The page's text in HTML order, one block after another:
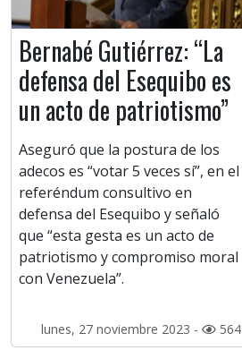
Bernabé Gutiérrez: “La
defensa del Esequibo es
un acto de patriotismo”
Aseguró que la postura de los
adecos es “votar 5 veces sí”, en el
referéndum consultivo en
defensa del Esequibo y señaló
que “esta gesta es un acto de
patriotismo y compromiso moral
con Venezuela”.
lunes, 27 noviembre 2023 - 564